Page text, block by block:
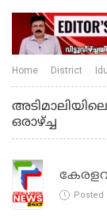
Home District
അടിമാലിയിലെ
ഒരാഴ്ച്ച
Posted